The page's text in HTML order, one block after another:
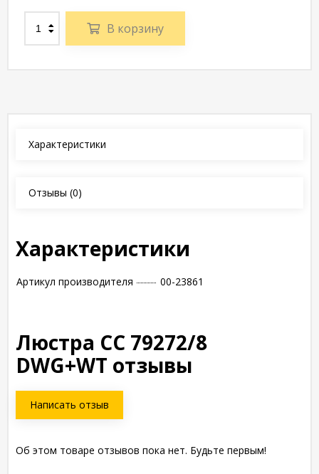
В корзину
Характеристики
Отзывы (0)
Характеристики
Артикул производителя 00-23861
Люстра СС 79272/8
DWG+WT отзывы
Написать отзыв
Об этом товаре отзывов пока нет. Будьте первым!